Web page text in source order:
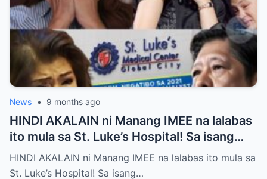
News • 9 months ago
HINDI AKALAIN ni Manang IMEE na lalabas
ito mula sa St. Luke’s Hospital! Sa isang
tahimik at maalinsangang hapon sa
lungsod ng Quezon, si Manang IMEE, isang
HINDI AKALAIN ni Manang IMEE na lalabas ito mula sa
St. Luke’s Hospital! Sa isang…